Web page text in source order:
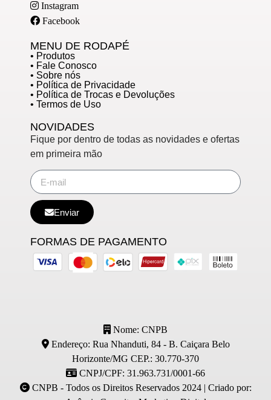
Instagram
Facebook
MENU DE RODAPÉ
• Produtos
• Fale Conosco
• Sobre nós
• Política de Privacidade
• Política de Trocas e Devoluções
• Termos de Uso
NOVIDADES
Fique por dentro de todas as novidades e ofertas
em primeira mão
Enviar
FORMAS DE PAGAMENTO
Nome: CNPB
Endereço: Rua Nhanduti, 84 - B. Caiçara Belo
Horizonte/MG CEP.: 30.770-370
CNPJ/CPF: 31.963.731/0001-66
CNPB - Todos os Direitos Reservados 2024 | Criado por: